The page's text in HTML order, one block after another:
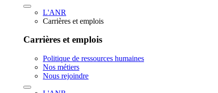
L'ANR
Carrières et emplois
Carrières et emplois
Politique de ressources humaines
Nos métiers
Nous rejoindre